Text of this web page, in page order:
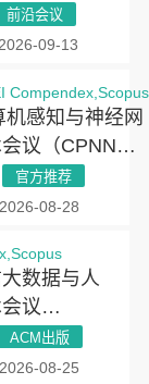
2026）
前沿会议
09-13
Compendex,Scopus
机感知与神经网
议（CPNN
官方推荐
08-28
数据与人
议
ACM出版
08-25